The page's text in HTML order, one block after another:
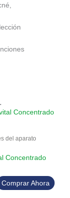
del aparato
Concentrado
Comprar Ahora